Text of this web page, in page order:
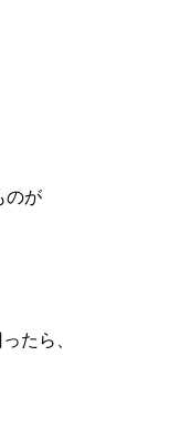
のが
たら、